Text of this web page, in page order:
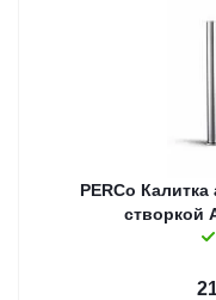
PERCo Калитка
створкой